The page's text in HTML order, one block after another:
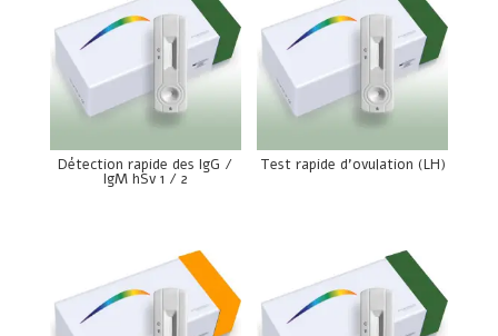
Détection rapide des IgG /
IgM hSv 1 / 2
Test rapide d’ovulation (LH)